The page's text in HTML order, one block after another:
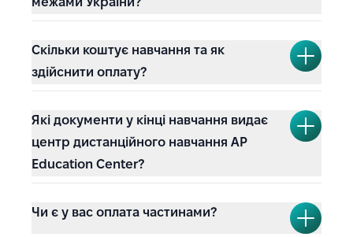
межами України?
Скільки коштує навчання та як
здійснити оплату?
Які документи у кінці навчання видає
центр дистанційного навчання AP
Education Center?
Чи є у вас оплата частинами?